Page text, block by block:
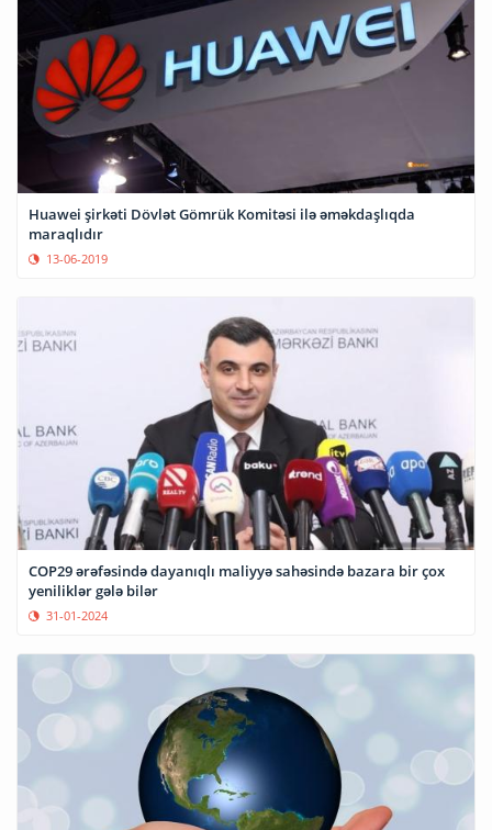
Huawei şirkəti Dövlət Gömrük Komitəsi ilə əməkdaşlıqda
maraqlıdır
13-06-2019
COP29 ərəfəsində dayanıqlı maliyyə sahəsində bazara bir çox
yeniliklər gələ bilər
31-01-2024